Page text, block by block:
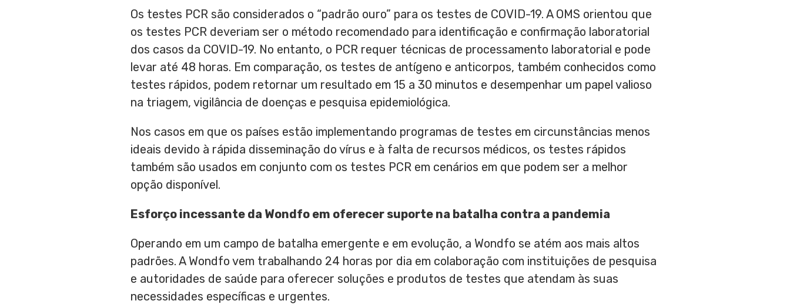
Os testes PCR são considerados o “padrão ouro” para os testes de COVID-19. A OMS orientou que
os testes PCR deveriam ser o método recomendado para identificação e confirmação laboratorial
dos casos da COVID-19. No entanto, o PCR requer técnicas de processamento laboratorial e pode
levar até 48 horas. Em comparação, os testes de antígeno e anticorpos, também conhecidos como
testes rápidos, podem retornar um resultado em 15 a 30 minutos e desempenhar um papel valioso
na triagem, vigilância de doenças e pesquisa epidemiológica.
Nos casos em que os países estão implementando programas de testes em circunstâncias menos
ideais devido à rápida disseminação do vírus e à falta de recursos médicos, os testes rápidos
também são usados em conjunto com os testes PCR em cenários em que podem ser a melhor
opção disponível.
Esforço incessante da Wondfo em oferecer suporte na batalha contra a pandemia
Operando em um campo de batalha emergente e em evolução, a Wondfo se atém aos mais altos
padrões. A Wondfo vem trabalhando 24 horas por dia em colaboração com instituições de pesquisa
e autoridades de saúde para oferecer soluções e produtos de testes que atendam às suas
necessidades específicas e urgentes.